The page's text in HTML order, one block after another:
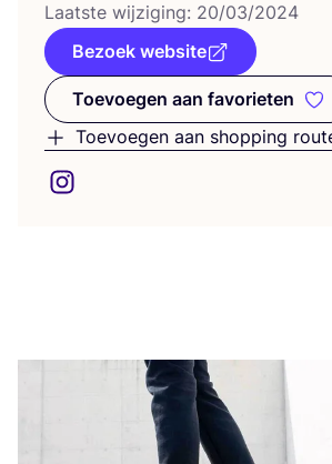
Laat­ste wij­zi­ging: 20/03/2024
Bezoek website
Toevoegen aan favorieten
Toevoegen aan
Toevoegen aan shopping